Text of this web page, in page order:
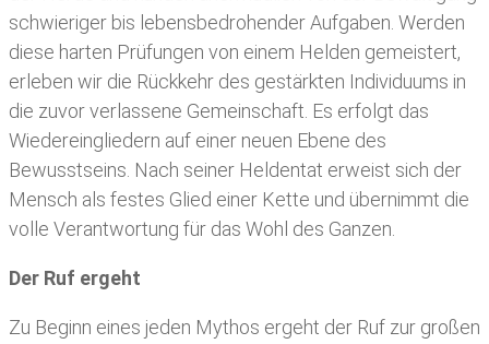
schwieriger bis lebensbedrohender Aufgaben. Werden
diese harten Prüfungen von einem Helden gemeistert,
erleben wir die Rückkehr des gestärkten Individuums in
die zuvor verlassene Gemeinschaft. Es erfolgt das
Wiedereingliedern auf einer neuen Ebene des
Bewusstseins. Nach seiner Heldentat erweist sich der
Mensch als festes Glied einer Kette und übernimmt die
volle Verantwortung für das Wohl des Ganzen.
Der Ruf ergeht
Zu Beginn eines jeden Mythos ergeht der Ruf zur großen